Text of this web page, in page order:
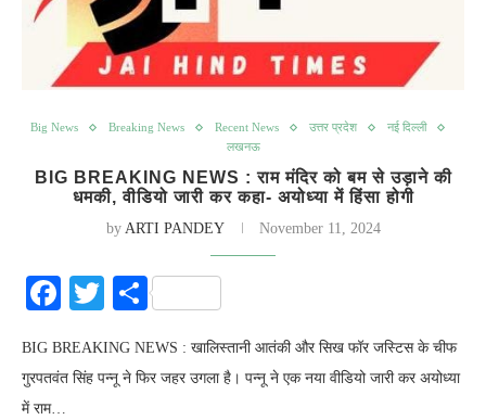
Big News Breaking News Recent News उत्तर प्रदेश
नई दिल्ली
लखनऊ
BIG BREAKING NEWS : राम मंदिर को बम से उड़ाने की
धमकी, वीडियो जारी कर कहा- अयोध्या में हिंसा होगी
by ARTI PANDEY November 11, 2024
Facebook
Twitter
Share
BIG BREAKING NEWS : खालिस्तानी आतंकी और सिख फॉर जस्टिस के चीफ
गुरपतवंत सिंह पन्नू ने फिर जहर उगला है। पन्नू ने एक नया वीडियो जारी कर अयोध्या
में राम…